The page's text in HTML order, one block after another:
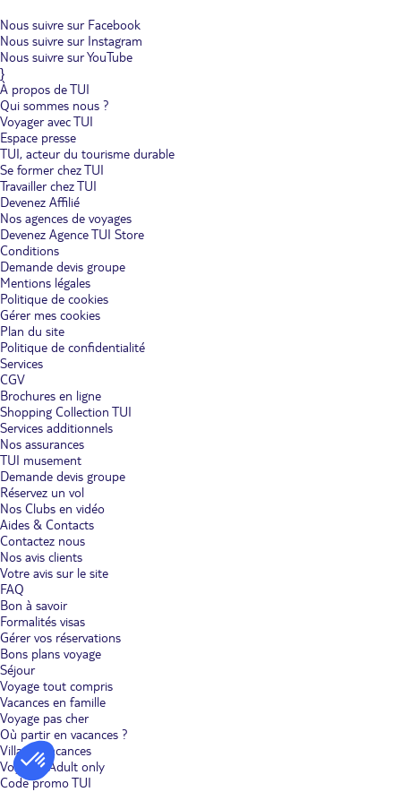
Nous suivre sur Facebook
Nous suivre sur Instagram
Nous suivre sur YouTube
}
À propos de TUI
Qui sommes nous ?
Voyager avec TUI
Espace presse
TUI, acteur du tourisme durable
Se former chez TUI
Travailler chez TUI
Devenez Affilié
Nos agences de voyages
Devenez Agence TUI Store
Conditions
Demande devis groupe
Mentions légales
Politique de cookies
Gérer mes cookies
Plan du site
Politique de confidentialité
Services
CGV
Brochures en ligne
Shopping Collection TUI
Services additionnels
Nos assurances
TUI musement
Demande devis groupe
Réservez un vol
Nos Clubs en vidéo
Aides & Contacts
Contactez nous
Nos avis clients
Votre avis sur le site
FAQ
Bon à savoir
Formalités visas
Gérer vos réservations
Bons plans voyage
Séjour
Voyage tout compris
Vacances en famille
Voyage pas cher
Où partir en vacances ?
Villages vacances
Voyages Adult only
Code promo TUI